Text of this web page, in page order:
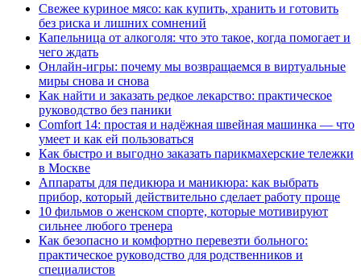
Свежее куриное мясо: как купить, хранить и готовить
без риска и лишних сомнений
Капельница от алкоголя: что это такое, когда помогает и
чего ждать
Онлайн-игры: почему мы возвращаемся в виртуальные
миры снова и снова
Как найти и заказать редкое лекарство: практическое
руководство без паники
Comfort 14: простая и надёжная швейная машинка — что
умеет и как ей пользоваться
Как быстро и выгодно заказать парикмахерские тележки
в Москве
Аппараты для педикюра и маникюра: как выбрать
прибор, который действительно сделает работу проще
10 фильмов о женском спорте, которые мотивируют
сильнее любого тренера
Как безопасно и комфортно перевезти больного:
практическое руководство для родственников и
специалистов